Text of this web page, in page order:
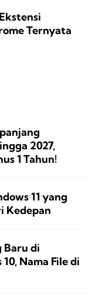
Ternyata
2027,
1 Tahun!
11 yang
Kedepan
Baru di
Nama File di